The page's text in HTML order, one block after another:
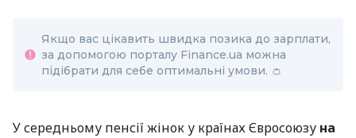
Якщо вас цікавить швидка позика до зарплати,
за допомогою порталу Finance.ua можна
підібрати для себе оптимальні умови. 👛
У середньому пенсії жінок у країнах Євросоюзу на